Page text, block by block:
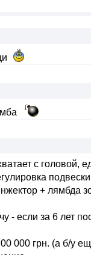
с головой,
+ лямбда
- если за 6 лет
000 грн. (а б/у